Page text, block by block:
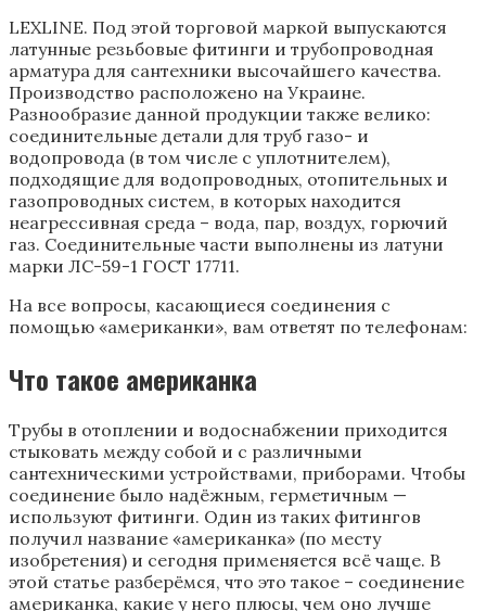
LEXLINE. Под этой торговой маркой выпускаются
латунные резьбовые фитинги и трубопроводная
арматура для сантехники высочайшего качества.
Производство расположено на Украине.
Разнообразие данной продукции также велико:
соединительные детали для труб газо- и
водопровода (в том числе с уплотнителем),
подходящие для водопроводных, отопительных и
газопроводных систем, в которых находится
неагрессивная среда – вода, пар, воздух, горючий
газ. Соединительные части выполнены из латуни
марки ЛС-59-1 ГОСТ 17711.
На все вопросы, касающиеся соединения с
помощью «американки», вам ответят по телефонам:
Что такое американка
Трубы в отоплении и водоснабжении приходится
стыковать между собой и с различными
сантехническими устройствами, приборами. Чтобы
соединение было надёжным, герметичным —
используют фитинги. Один из таких фитингов
получил название «американка» (по месту
изобретения) и сегодня применяется всё чаще. В
этой статье разберёмся, что это такое – соединение
американка, какие у него плюсы, чем оно лучше